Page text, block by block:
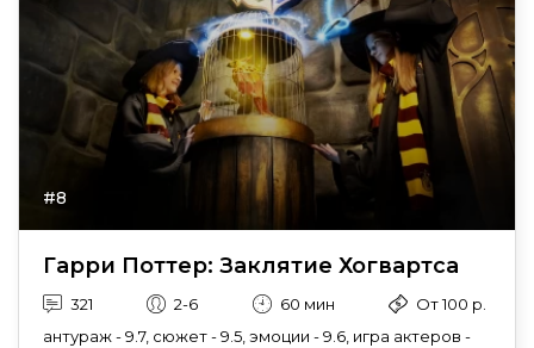
#8
Гарри Поттер: Заклятие Хогвартса
321 2-6 60 мин
От 100 р.
антураж - 9.7, сюжет - 9.5, эмоции - 9.6, игра актеров -